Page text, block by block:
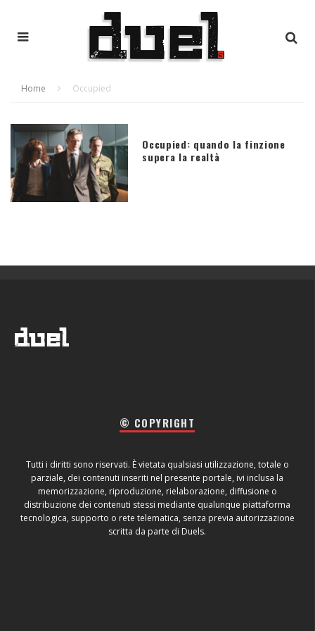
Home Occupied
Occupied: quando la finzione
supera la realtà
© COPYRIGHT
Tutti i diritti sono riservati. È vietata qualsiasi utilizzazione, totale o
parziale, dei contenuti inseriti nel presente portale, ivi inclusa la
memorizzazione, riproduzione, rielaborazione, diffusione o
distribuzione dei contenuti stessi mediante qualunque piattaforma
tecnologica, supporto o rete telematica, senza previa autorizzazione
scritta da parte di Duels.